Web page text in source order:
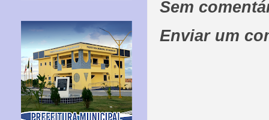
Sem
Enviar um